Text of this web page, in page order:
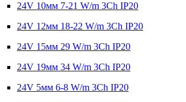
24V 10мм 7-21 W/m 3Ch IP20
24V 12мм 18-22 W/m 3Ch IP20
24V 15мм 29 W/m 3Ch IP20
24V 19мм 34 W/m 3Ch IP20
24V 5мм 6-8 W/m 3Ch IP20